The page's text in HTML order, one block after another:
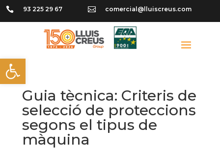
Obre la barra d'eines
 93 225 29 67  comercial@lluiscreus.com
Guia tècnica: Criteris de
selecció de proteccions
segons el tipus de
màquina